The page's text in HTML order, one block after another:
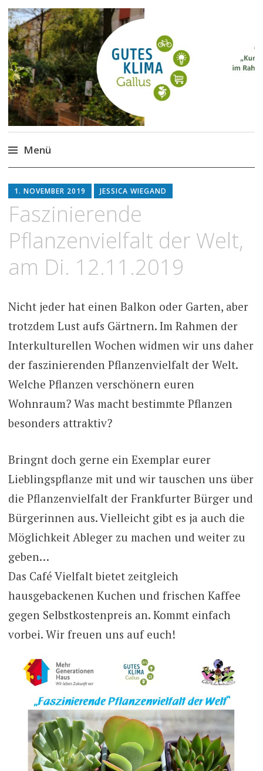
Gutes Klima im Gallus
Kurze Wege für den Klimaschutz
Menü
Inhalt
springen
1. NOVEMBER 2019 JESSICA WIEGAND
Faszinierende
Pflanzenvielfalt der Welt,
am Di. 12.11.2019
Nicht jeder hat einen Balkon oder Garten, aber
trotzdem Lust aufs Gärtnern. Im Rahmen der
Interkulturellen Wochen widmen wir uns daher
der faszinierenden Pflanzenvielfalt der Welt.
Welche Pflanzen verschönern euren
Wohnraum? Was macht bestimmte Pflanzen
besonders attraktiv?
Bringnt doch gerne ein Exemplar eurer
Lieblingspflanze mit und wir tauschen uns über
die Pflanzenvielfalt der Frankfurter Bürger und
Bürgerinnen aus. Vielleicht gibt es ja auch die
Möglichkeit Ableger zu machen und weiter zu
geben…
Das Café Vielfalt bietet zeitgleich
hausgebackenen Kuchen und frischen Kaffee
gegen Selbstkostenpreis an. Kommt einfach
vorbei. Wir freuen uns auf euch!